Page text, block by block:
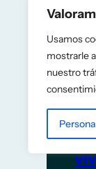
Usamos
mostrarle
nuestro
El
la